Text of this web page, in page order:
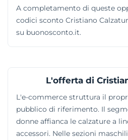
A completamento di queste
codici sconto Cristiano
su buonosconto.it.
L'offerta di
L'e-commerce struttura il
pubblico di riferimento. Il
donne affianca le calzature a
accessori. Nelle sezioni